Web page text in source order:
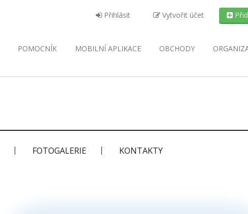
Přihlásit Vytvořit účet
POMOCNÍK MOBILNÍ APLIKACE OBCHODY
FOTOGALERIE KONTAKTY